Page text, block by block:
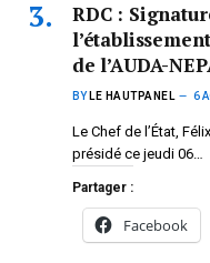
RDC :
de l’AUDA-
BY LE HAUTPANEL 6
Le Chef de l’État,
présidé ce jeudi 06…
Partager :
Facebook